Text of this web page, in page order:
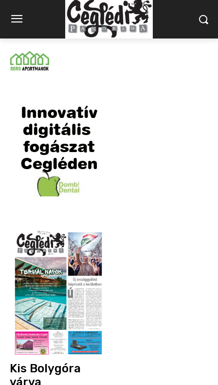
Kis Bolygóra
várva